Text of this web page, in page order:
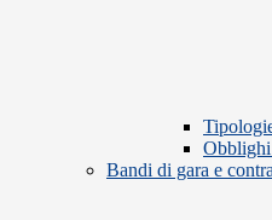
Obblighi
Bandi di gara e